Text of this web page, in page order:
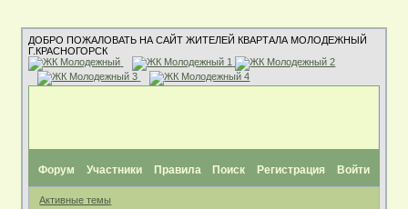
ДОБРО ПОЖАЛОВАТЬ НА САЙТ ЖИТЕЛЕЙ КВАРТАЛА МОЛОДЕЖНЫЙ
Г.КРАСНОГОРСК
Форум Участники Правила Поиск Регистрация Войти
Активные темы